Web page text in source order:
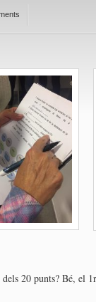
20 punts? Bé, el